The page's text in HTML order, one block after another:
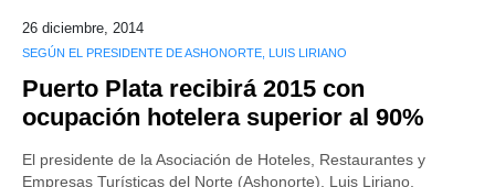
26 diciembre, 2014
SEGÚN EL PRESIDENTE DE ASHONORTE, LUIS LIRIANO
Puerto Plata recibirá 2015 con
ocupación hotelera superior al 90%
El presidente de la Asociación de Hoteles, Restaurantes y
Empresas Turísticas del Norte (Ashonorte), Luis Liriano,